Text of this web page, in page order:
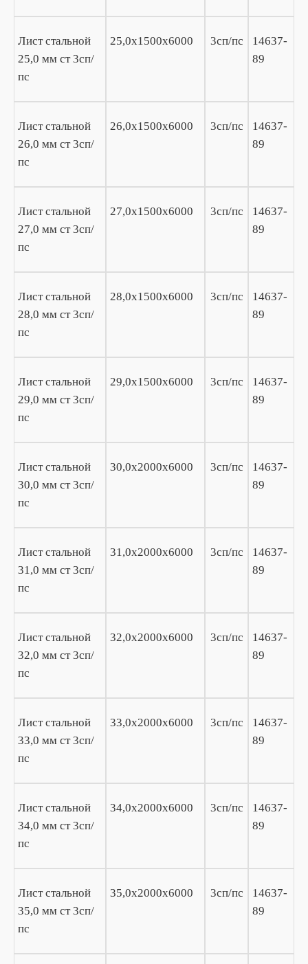
Лист стальной
25,0 мм ст 3сп/
пс
25,0х1500х6000 3сп/пс
14637-
89
Лист стальной
26,0 мм ст 3сп/
пс
26,0х1500х6000 3сп/пс
14637-
89
Лист стальной
27,0 мм ст 3сп/
пс
27,0х1500х6000 3сп/пс
14637-
89
Лист стальной
28,0 мм ст 3сп/
пс
28,0х1500х6000 3сп/пс
14637-
89
Лист стальной
29,0 мм ст 3сп/
пс
29,0х1500х6000 3сп/пс
14637-
89
Лист стальной
30,0 мм ст 3сп/
пс
30,0х2000х6000 3сп/пс
14637-
89
Лист стальной
31,0 мм ст 3сп/
пс
31,0х2000х6000 3сп/пс
14637-
89
Лист стальной
32,0 мм ст 3сп/
пс
32,0х2000х6000 3сп/пс
14637-
89
Лист стальной
33,0 мм ст 3сп/
пс
33,0х2000х6000 3сп/пс
14637-
89
Лист стальной
34,0 мм ст 3сп/
пс
34,0х2000х6000 3сп/пс
14637-
89
Лист стальной
35,0 мм ст 3сп/
пс
35,0х2000х6000 3сп/пс
14637-
89